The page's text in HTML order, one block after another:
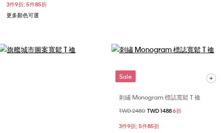
3件9折; 5件85折
更多顏色可選
Sale
刺繡 Monogram 標誌寬鬆 T 裇
價格扣減從
TWD 2480 至
TWD 14886折
3件9折; 5件85折